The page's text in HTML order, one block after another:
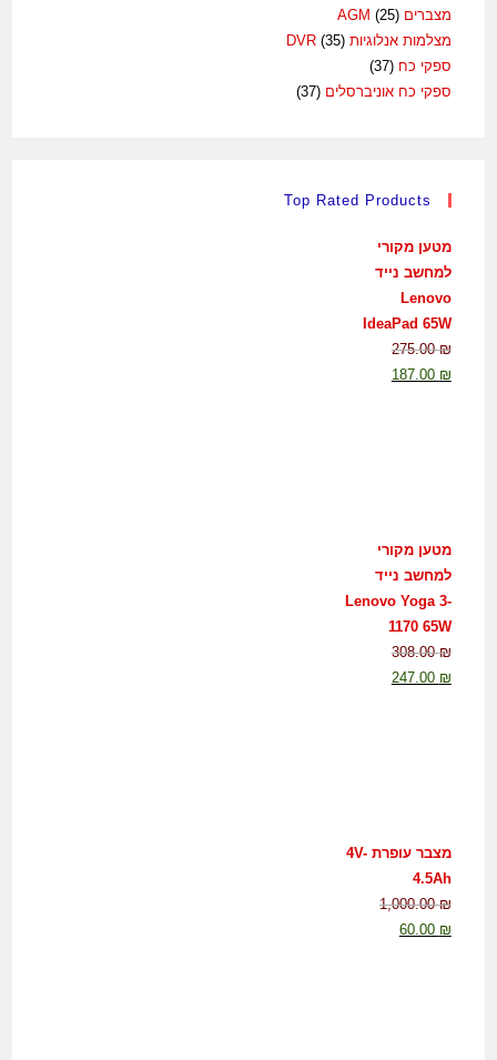
מצברים AGM(25)
מצלמות אנלוגיות DVR(35)
ספקי כח (37)
ספקי כח אוניברסלים (37)
Top Rated Products
מטען מקורי
למחשב נייד
Lenovo
IdeaPad 65W
275.00₪
187.00 ₪
מטען מקורי
למחשב נייד
Lenovo Yoga 3-
1170 65W
308.00₪
247.00 ₪
מצבר עופרת 4V-
4.5Ah
1,000.00₪
60.00 ₪